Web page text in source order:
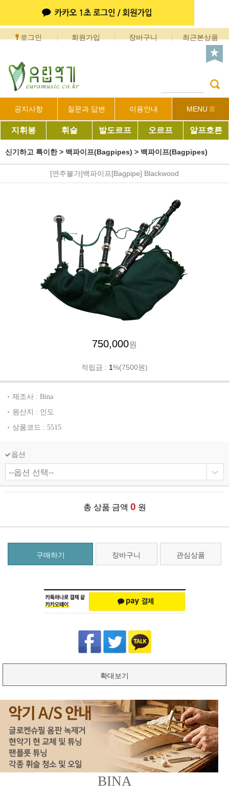
로그인 회원가입 장바구니 최근본상품
공지사항 질문과 답변 이용안내 MENU
지휘봉 휘슬 발도르프 오르프 알프호른
신기하고 특이한> 백파이프(Bagpipes) > 백파이프(Bagpipes)
[연주불가]백파이프[Bagpipe] Blackwood
750,000원
적립금 : 1%(7500원)
제조사 : Bina
원산지 : 인도
상품코드 : 5515
옵션
총 상품 금액 0 원
구매하기 장바구니 관심상품
확대보기
BINA